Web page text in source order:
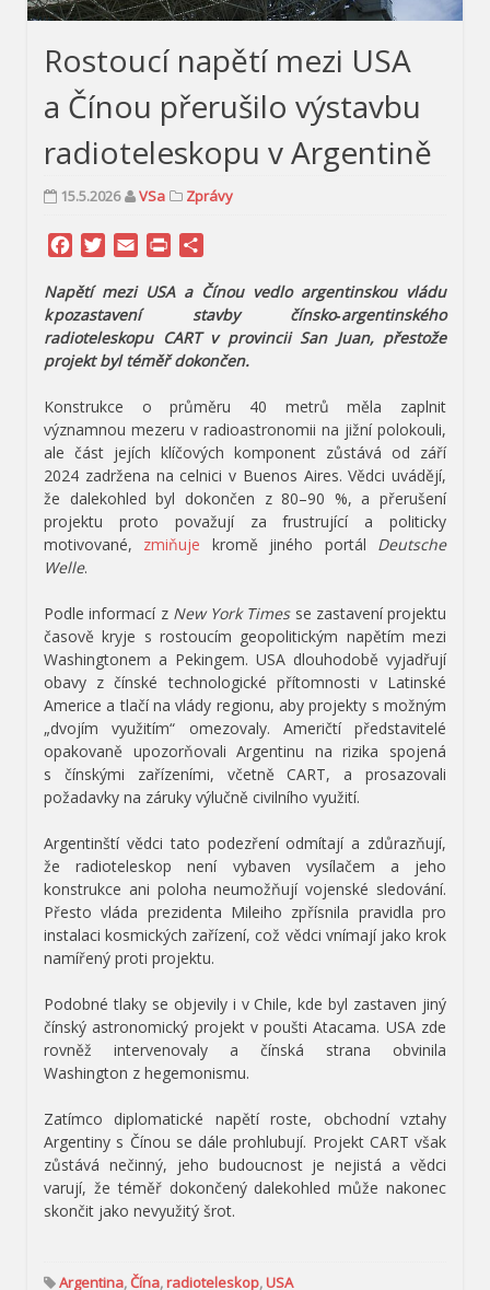
Rostoucí napětí mezi USA
a Čínou přerušilo výstavbu
radioteleskopu v Argentině
15.5.2026 VSa Zprávy
Facebook
Twitter
Email Print
Napětí mezi USA a Čínou vedlo argentinskou vládu
k pozastavení stavby čínsko‑argentinského
radioteleskopu CART v provincii San Juan, přestože
projekt byl téměř dokončen.
Konstrukce o průměru 40 metrů měla zaplnit
významnou mezeru v radioastronomii na jižní polokouli,
ale část jejích klíčových komponent zůstává od září
2024 zadržena na celnici v Buenos Aires. Vědci uvádějí,
že dalekohled byl dokončen z 80–90 %, a přerušení
projektu proto považují za frustrující a politicky
motivované, zmiňuje kromě jiného portál Deutsche
Welle.
Podle informací z New York Timesse zastavení projektu
časově kryje s rostoucím geopolitickým napětím mezi
Washingtonem a Pekingem. USA dlouhodobě vyjadřují
obavy z čínské technologické přítomnosti v Latinské
Americe a tlačí na vlády regionu, aby projekty s možným
„dvojím využitím“ omezovaly. Američtí představitelé
opakovaně upozorňovali Argentinu na rizika spojená
s čínskými zařízeními, včetně CART, a prosazovali
požadavky na záruky výlučně civilního využití.
Argentinští vědci tato podezření odmítají a zdůrazňují,
že radioteleskop není vybaven vysílačem a jeho
konstrukce ani poloha neumožňují vojenské sledování.
Přesto vláda prezidenta Mileiho zpřísnila pravidla pro
instalaci kosmických zařízení, což vědci vnímají jako krok
namířený proti projektu.
Podobné tlaky se objevily i v Chile, kde byl zastaven jiný
čínský astronomický projekt v poušti Atacama. USA zde
rovněž intervenovaly a čínská strana obvinila
Washington z hegemonismu.
Zatímco diplomatické napětí roste, obchodní vztahy
Argentiny s Čínou se dále prohlubují. Projekt CART však
zůstává nečinný, jeho budoucnost je nejistá a vědci
varují, že téměř dokončený dalekohled může nakonec
skončit jako nevyužitý šrot.
Argentina,Čína,radioteleskop,USA